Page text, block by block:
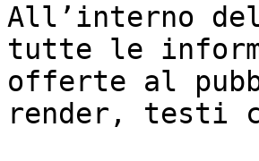
All’interno
tutte le
offerte al
render, testi